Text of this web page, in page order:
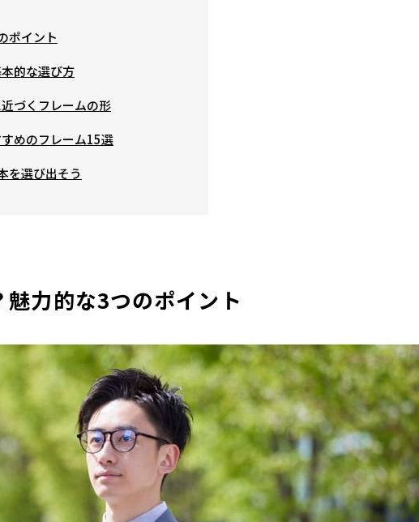
ポイント
的な選び方
づくフレームの形
めのフレーム15選
を選び出そう
力的な3つのポイント